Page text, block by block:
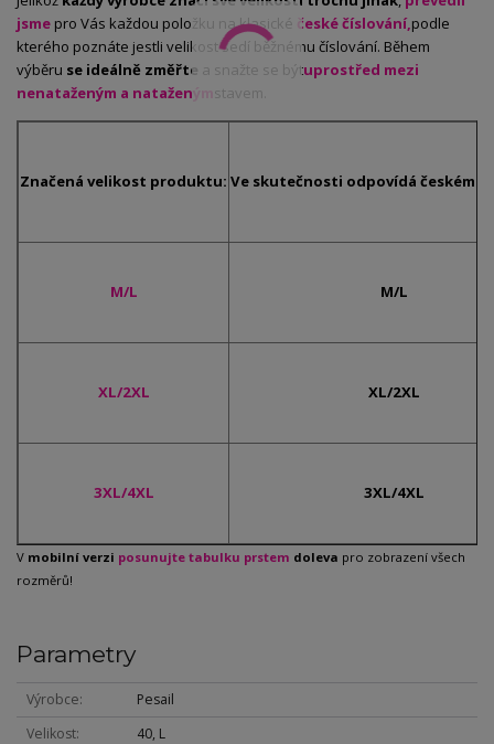
jsme pro Vás každou položku na klasické české číslování,podle
kterého poznáte jestli velikost sedí běžnému číslování. Během
výběru se ideálně změřte a snažte se býtuprostřed mezi
nenataženým a nataženýmstavem.
Značená velikost produktu: Ve skutečnosti odpovídá českému
M/L M/L
XL/2XL XL/2XL
3XL/4XL 3XL/4XL
V mobilní verzi posunujte tabulku prstem doleva pro zobrazení všech
rozměrů!
Parametry
Výrobce
Pesail
Velikost
40, L